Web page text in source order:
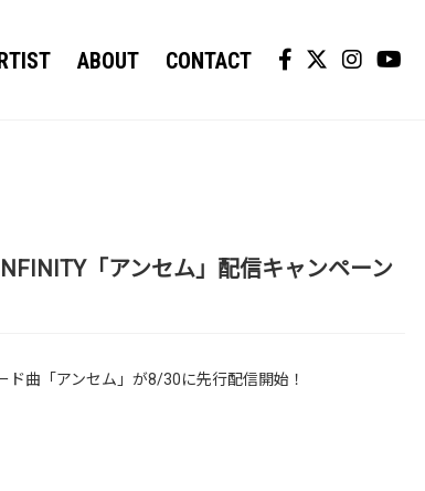
ABOUT CONTACT
「アンセム」配信キャンペーン
ド曲「アンセム」が8/30に先行配信開始！